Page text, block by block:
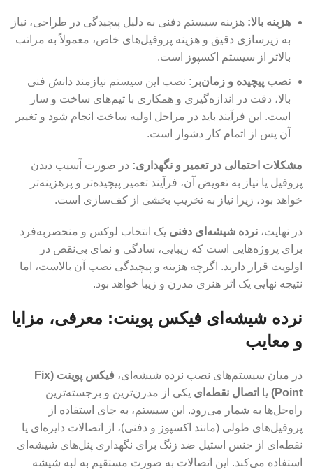
هزینه بالا: هزینه سیستم دفنی به دلیل پیچیدگی در طراحی، نیاز
به زیرسازی دقیق و هزینه پروفیل‌های خاص، معمولاً به مراتب
بالاتر از سیستم اکسپوز است.
نصب پیچیده و زمان‌بر : نصب این سیستم نیازمند دانش فنی
بالا، دقت در اندازه‌گیری و همکاری با تیم‌های ساخت و ساز
است. این فرآیند باید در مراحل اولیه ساخت انجام شود و تغییر
آن پس از اتمام کار دشوار است.
مشکلات احتمالی در تعمیر و نگهداری: در صورت آسیب دیدن
پروفیل یا نیاز به تعویض آن، فرآیند تعمیر پیچیده‌تر و پرهزینه‌تر
خواهد بود، زیرا نیاز به تخریب بخشی از کف‌سازی است.
در نهایت، نرده شیشه‌ای دفنی یک انتخاب لوکس و منحصربه‌فرد
برای پروژه‌هایی است که زیبایی، سادگی و نمای بی‌نقص در
اولویت قرار دارند. اگرچه هزینه و پیچیدگی نصب آن بالاست، اما
نتیجه نهایی یک اثر هنری مدرن و زیبا خواهد بود.
نرده شیشه‌ای فیکس پوینت: معرفی، مزایا
و معایب
در میان سیستم‌های نصب نرده شیشه‌ای،
فیکس پوینت (Fix
Point)
یا اتصال نقطه‌ای یکی از مدرن‌ترین و برجسته‌ترین
راه‌حل‌ها به شمار می‌رود. این سیستم، به جای استفاده از
پروفیل‌های طولی (مانند اکسپوز و دفنی)، از اتصالات دایره‌ای یا
نقطه‌ای از جنس استیل ضد زنگ برای نگهداری پنل‌های شیشه‌ای
استفاده می‌کند. این اتصالات به صورت مستقیم به لبه شیشه